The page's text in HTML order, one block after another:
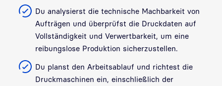
Du analysierst die technische Machbarkeit von
Aufträgen und überprüfst die Druckdaten auf
Vollständigkeit und Verwertbarkeit, um eine
reibungslose Produktion sicherzustellen.
Du planst den Arbeitsablauf und richtest die
Druckmaschinen ein, einschließlich der